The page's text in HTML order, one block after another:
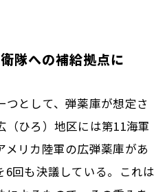
隊への補給拠点に
として、弾薬庫が想定さ
ひろ）地区には第11海軍
リカ陸軍の広弾薬庫があ
6回も決議している。これは